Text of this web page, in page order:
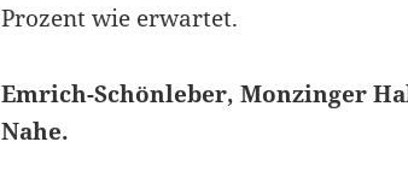
Prozent wie erwartet.
Emrich-Schönleber, Monzinger
Nahe.